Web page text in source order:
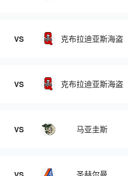
VS 克布拉迪亚斯海盗
VS 克布拉迪亚斯海盗
VS 马亚圭斯